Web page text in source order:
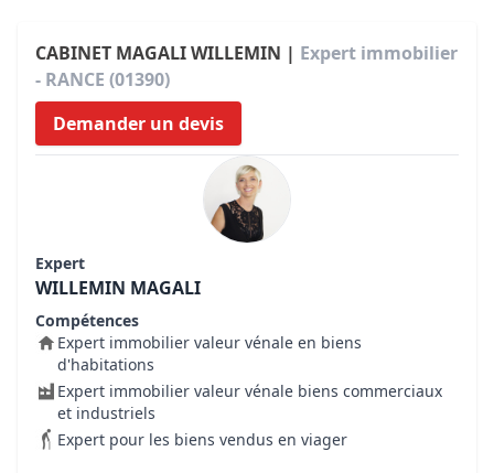
CABINET MAGALI WILLEMIN | Expert immobilier
- RANCE (01390)
Demander un devis
Expert
WILLEMIN MAGALI
Compétences
Expert immobilier valeur vénale en biens
d'habitations
Expert immobilier valeur vénale biens commerciaux
et industriels
Expert pour les biens vendus en viager